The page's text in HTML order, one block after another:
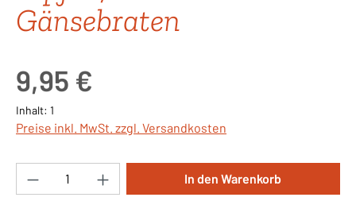
Gänsebraten
9,95 €
Inhalt: 1
Preise inkl. MwSt. zzgl. Versandkosten
Produkt Anzahl: Gib den gewünschten
In den Warenkorb